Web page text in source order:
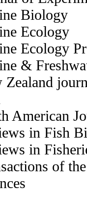
Biology
Ecology
Ecology
&
Zealand
American
in Fish
in
of